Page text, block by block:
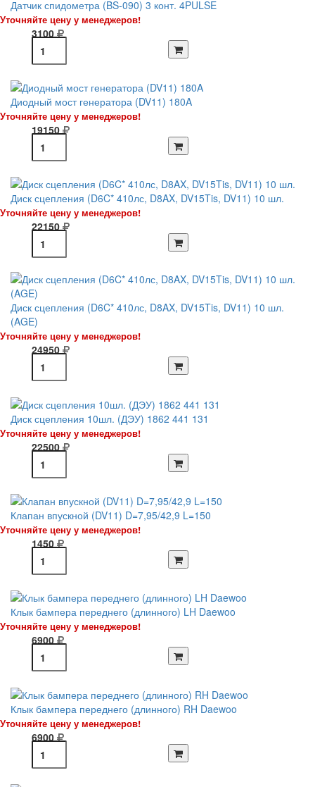
Датчик спидометра (BS-090) 3 конт. 4PULSE
Уточняйте цену у менеджеров!
3100
Диодный мост генератора (DV11) 180A
Уточняйте цену у менеджеров!
19150
Диск сцепления (D6C* 410лс, D8AX, DV15Tis, DV11) 10 шл.
Уточняйте цену у менеджеров!
22150
Диск сцепления (D6C* 410лс, D8AX, DV15Tis, DV11) 10 шл.
(AGE)
Уточняйте цену у менеджеров!
24950
Диск сцепления 10шл. (ДЭУ) 1862 441 131
Уточняйте цену у менеджеров!
22500
Клапан впускной (DV11) D=7,95/42,9 L=150
Уточняйте цену у менеджеров!
1450
Клык бампера переднего (длинного) LH Daewoo
Уточняйте цену у менеджеров!
6900
Клык бампера переднего (длинного) RH Daewoo
Уточняйте цену у менеджеров!
6900